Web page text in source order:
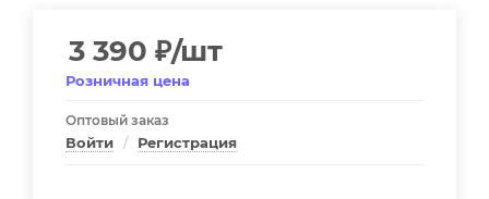
3 390 ₽/шт
Розничная цена
Оптовый заказ
Войти / Регистрация